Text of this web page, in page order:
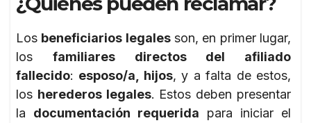
Los beneficiarios legalesson, en primer lugar,
los familiares directos del afiliado
fallecido: esposo/a, hijos, y a falta de estos,
los herederos legales. Estos deben presentar
la documentación requerida para iniciar el